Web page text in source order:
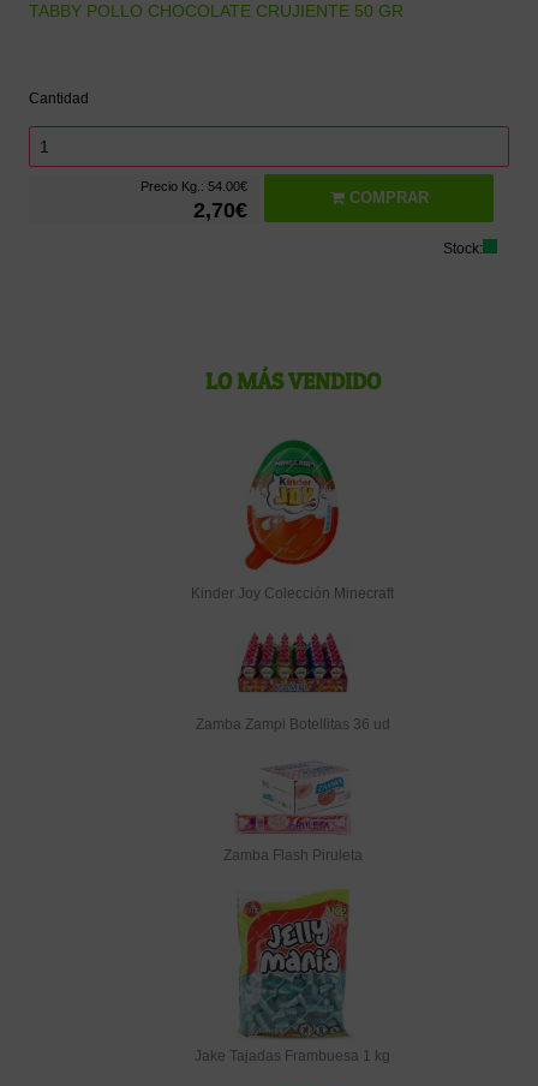
TABBY POLLO CHOCOLATE CRUJIENTE 50 GR
Cantidad
Precio Kg.: 54.00€
2,70€
COMPRAR
Stock:
LO MÁS VENDIDO
Kinder Joy Colección Minecraft
Zamba Zampi Botellitas 36 ud
Zamba Flash Piruleta
Jake Tajadas Frambuesa 1 kg